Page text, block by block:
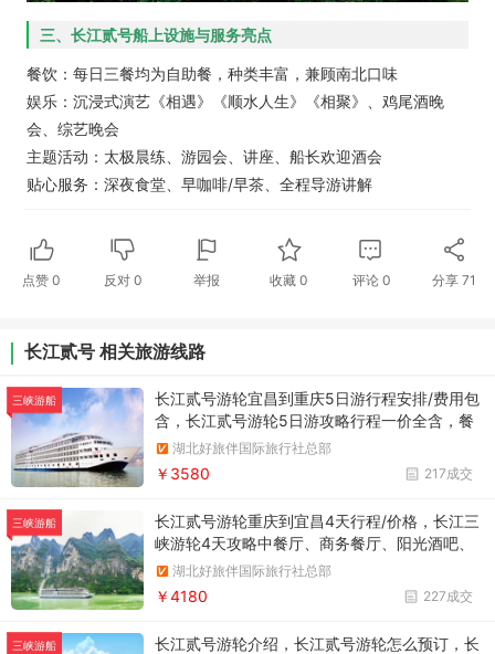
三、长江贰号船上设施与服务亮点
餐饮：每日三餐均为自助餐，种类丰富，兼顾南北口味
娱乐：沉浸式演艺《相遇》《顺水人生》《相聚》、鸡尾酒晚
会、综艺晚会
主题活动：太极晨练、游园会、讲座、船长欢迎酒会
贴心服务：深夜食堂、早咖啡/早茶、全程导游讲解
点赞 0 反对0 举报 收藏 0 评论 0 分享 71
长江贰号 相关旅游线路
三峡游船
长江贰号游轮宜昌到重庆5日游行程安排/费用包
含，长江贰号游轮5日游攻略行程一价全含，餐
食升级，以康养文化为主题
湖北好旅伴国际旅行社总部
217成交
￥3580
三峡游船
长江贰号游轮重庆到宜昌4天行程/价格，长江三
峡游轮4天攻略中餐厅、商务餐厅、阳光酒吧、
咖啡厅、图书室、娱乐室、水疗馆、商场、国际
品牌店以及观光电梯等一应俱全。
湖北好旅伴国际旅行社总部
227成交
￥4180
三峡游船
长江贰号游轮介绍，长江贰号游轮怎么预订，长